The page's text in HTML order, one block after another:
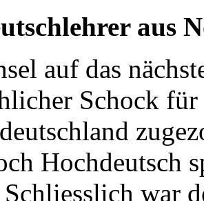
aus
auf das
Schock
Hochdeutsch
Schliesslich war